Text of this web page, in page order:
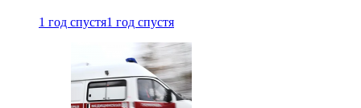
1 год спустя1 год спустя